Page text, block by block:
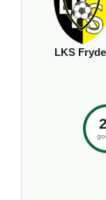
LKS